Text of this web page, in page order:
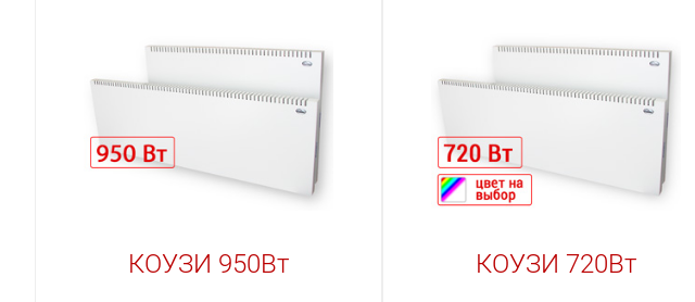
КОУЗИ 950Вт КОУЗИ 720Вт